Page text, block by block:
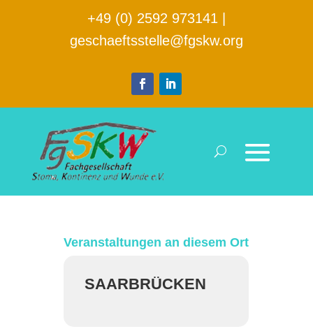
+49 (0) 2592 973141
geschaeftsstelle@fgskw.org
Veranstaltungen an diesem Ort
SAARBRÜCKEN